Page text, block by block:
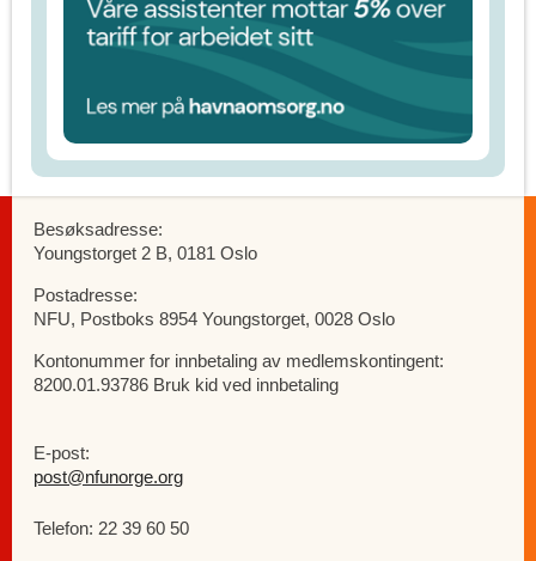
Besøksadresse:
Youngstorget 2 B, 0181 Oslo
Postadresse:
NFU, Postboks 8954 Youngstorget, 0028 Oslo
Kontonummer for innbetaling av medlemskontingent:
8200.01.93786 Bruk kid ved innbetaling
E-post:
post@nfunorge.org
Telefon: 22 39 60 50